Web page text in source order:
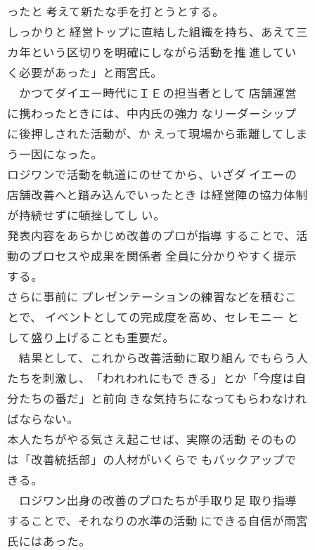
ったと 考えて新たな手を打とうとする。
しっかりと 経営トップに直結した組織を持ち、あえて三
カ年という区切りを明確にしながら活動を推 進してい
く必要があった」と雨宮氏。
かつてダイエー時代にＩＥの担当者として 店舗運営
に携わったときには、中内氏の強力 なリーダーシップ
に後押しされた活動が、か えって現場から乖離してしま
う一因になった。
ロジワンで活動を軌道にのせてから、いざダ イエーの
店舗改善へと踏み込んでいったとき は経営陣の協力体制
が持続せずに頓挫してし い。
発表内容をあらかじめ改善のプロが指導 することで、活
動のプロセスや成果を関係者 全員に分かりやすく提示
する。
さらに事前に プレゼンテーションの練習などを積むこ
とで、 イベントとしての完成度を高め、セレモニー と
して盛り上げることも重要だ。
結果として、これから改善活動に取り組ん でもらう人
たちを刺激し、「われわれにもで きる」とか「今度は自
分たちの番だ」と前向 きな気持ちになってもらわなけれ
ばならない。
本人たちがやる気さえ起こせば、実際の活動 そのもの
は「改善統括部」の人材がいくらで もバックアップで
きる。
ロジワン出身の改善のプロたちが手取り足 取り指導
することで、それなりの水準の活動 にできる自信が雨宮
氏にはあった。